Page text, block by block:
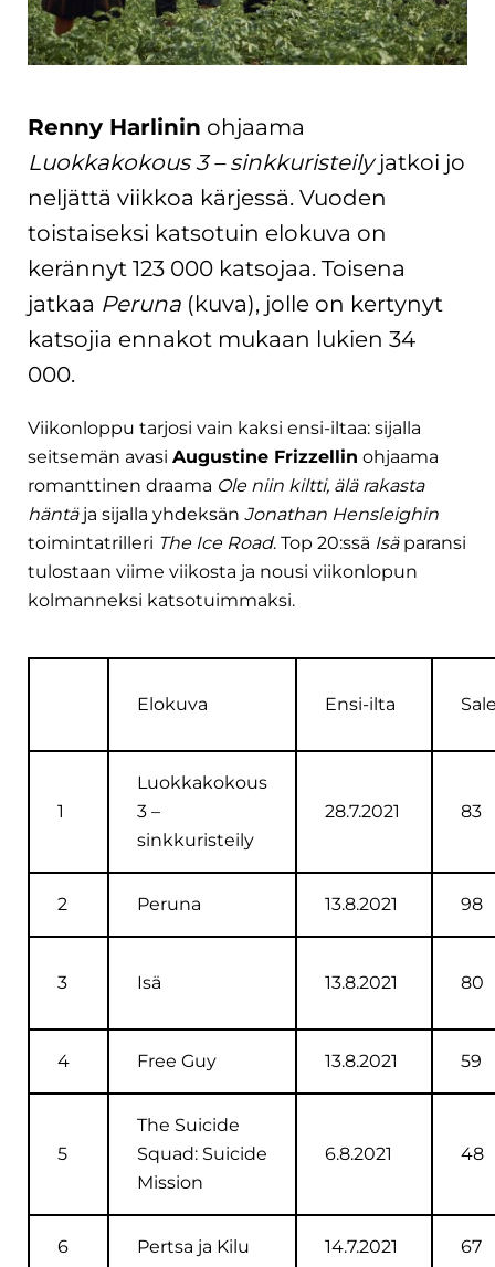
Renny Harlinin ohjaama
Luokkakokous 3 – sinkkuristeilyjatkoi jo
neljättä viikkoa kärjessä. Vuoden
toistaiseksi katsotuin elokuva on
kerännyt 123 000 katsojaa. Toisena
jatkaa Peruna (kuva), jolle on kertynyt
katsojia ennakot mukaan lukien 34
000.
Viikonloppu tarjosi vain kaksi ensi-iltaa: sijalla
seitsemän avasi Augustine Frizzellin ohjaama
romanttinen draama Ole niin kiltti, älä rakasta
häntäja sijalla yhdeksän Jonathan Hensleighin
toimintatrilleri The Ice Road. Top 20:ssä Isäparansi
tulostaan viime viikosta ja nousi viikonlopun
kolmanneksi katsotuimmaksi.
Elokuva Ensi-ilta
1
Luokkakokous
3 –
sinkkuristeily
28.7.2021 83
2 Peruna 13.8.2021 98
3 Isä 13.8.2021 80
4 Free Guy 13.8.2021 59
5
The Suicide
Squad: Suicide
Mission
6.8.2021 48
6 Pertsa ja Kilu 14.7.2021 67